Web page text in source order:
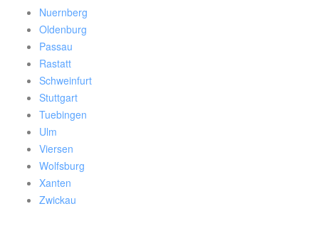
Nuernberg
Oldenburg
Passau
Rastatt
Schweinfurt
Stuttgart
Tuebingen
Ulm
Viersen
Wolfsburg
Xanten
Zwickau